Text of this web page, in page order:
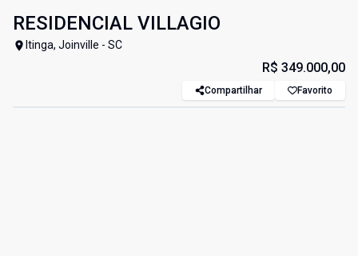
RESIDENCIAL VILLAGIO
Itinga, Joinville - SC
R$ 349.000,00
Compartilhar Favorito